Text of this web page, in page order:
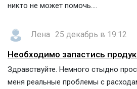
никто не может помочь....
Лена 25 декабрь в 19:12
Необходимо запастись
Здравствуйте. Немного стыдно
меня реальные проблемы с